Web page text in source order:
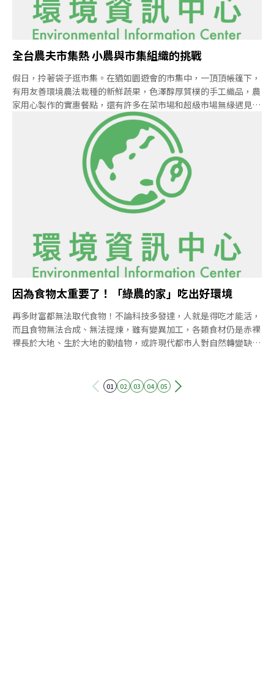
全台農夫市集熱 小農與市集組織的挑戰
假日，拎著袋子逛市集。在猶如園遊會的市集中，一頂頂帳篷下，
有用友善環境農法栽種的新鮮蔬果，色澤醇厚質樸的手工織品，農
家用心製作的實惠餐點，還有許多在菜市場和超級市場無緣遇見的
獨特產品。在生產者精心佈置的攤位上，每一樣都像河床上的寶石
一般，靜靜等著你走近發現它獨特的價值。每一次掏出荷包，都是
一場人與人、產品和土地的美好相遇。這樣的農夫市集體驗，不管
在歐美還是台灣，都越來越普遍了。「農夫市集」，顧名思義就是
拿掉中間盤商與層層轉運的關卡，直接由生產者將產品呈現到消費
者面前交易。透過面對面的互動，生產者得以親自介紹生產過程的
甘苦，幫助消費者認識食物的知識和價值，並以相應的價格直接獲
得報酬；而消費者也能獲得更健康、環保、可靠的新鮮產品，以及
的市集交易，也許就是這種「地產地消」的型態吧。例如，美國農
夫市集的起源，據說便可回溯到17世紀歐洲移民屯
因為食物太重要了！「綠農的家」吃出好環境
再多財富都無法取代食物！不論科技多發達，人就是得吃才能活，
而且食物無法合成、無法提煉，雖有變異加工，各類食材仍是赤裸
裸長於大地、生於大地的動植物，或許現代都市人對自然轉變缺少
線，屏東環境保護聯盟理事長洪輝祥在2008年成立「綠農的家」
友善土地農產品產銷網路平台，這時，小農直購才剛興起，綠農的
01 02 03 04 05